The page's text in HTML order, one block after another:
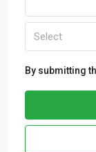
Select
By submitting